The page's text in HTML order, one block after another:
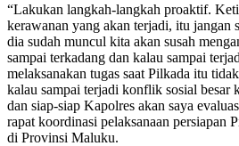
“Lakukan langkah-langkah proaktif.
kerawanan yang akan terjadi, itu jangan
dia sudah muncul kita akan susah
sampai terkadang dan kalau sampai
melaksanakan tugas saat Pilkada itu
kalau sampai terjadi konflik sosial besar
dan siap-siap Kapolres akan saya
rapat koordinasi pelaksanaan persiapan
di Provinsi Maluku.